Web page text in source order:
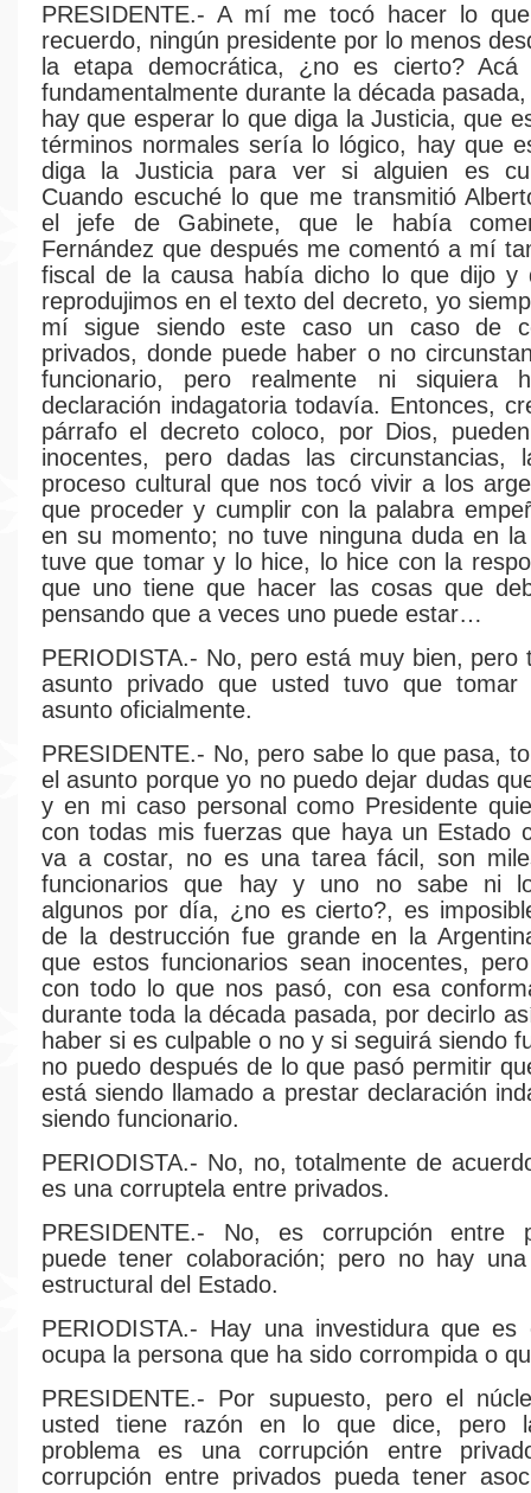
PRESIDENTE.- A mí me tocó hacer lo
recuerdo, ningún presidente por lo menos
la etapa democrática, ¿no es cierto?
fundamentalmente durante la década
hay que esperar lo que diga la Justicia, que
términos normales sería lo lógico, hay que
diga la Justicia para ver si alguien es
Cuando escuché lo que me transmitió
el jefe de Gabinete, que le había
Fernández que después me comentó a mí
fiscal de la causa había dicho lo que dijo y
reprodujimos en el texto del decreto, yo
mí sigue siendo este caso un caso de
privados, donde puede haber o no
funcionario, pero realmente ni siquiera
declaración indagatoria todavía. Entonces,
párrafo el decreto coloco, por Dios,
inocentes, pero dadas las circunstancias,
proceso cultural que nos tocó vivir a los
que proceder y cumplir con la palabra
en su momento; no tuve ninguna duda en
tuve que tomar y lo hice, lo hice con la
que uno tiene que hacer las cosas que
pensando que a veces uno puede estar…
PERIODISTA.- No, pero está muy bien, pero
asunto privado que usted tuvo que
asunto oficialmente.
PRESIDENTE.- No, pero sabe lo que pasa,
el asunto porque yo no puedo dejar dudas
y en mi caso personal como Presidente
con todas mis fuerzas que haya un Estado
va a costar, no es una tarea fácil, son
funcionarios que hay y uno no sabe ni
algunos por día, ¿no es cierto?, es
de la destrucción fue grande en la
que estos funcionarios sean inocentes,
con todo lo que nos pasó, con esa
durante toda la década pasada, por decirlo
haber si es culpable o no y si seguirá siendo
no puedo después de lo que pasó permitir
está siendo llamado a prestar declaración
siendo funcionario.
PERIODISTA.- No, no, totalmente de
es una corruptela entre privados.
PRESIDENTE.- No, es corrupción entre
puede tener colaboración; pero no hay una
estructural del Estado.
PERIODISTA.- Hay una investidura que
ocupa la persona que ha sido corrompida o
PRESIDENTE.- Por supuesto, pero el
usted tiene razón en lo que dice, pero
problema es una corrupción entre
corrupción entre privados pueda tener